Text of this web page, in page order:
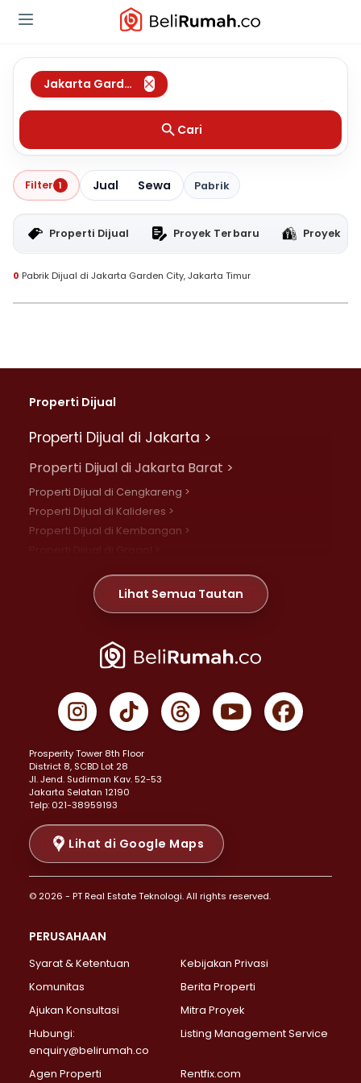
Jakarta Garden City ,
Cari
Filter 1 Jual Sewa Pabrik
Properti Dijual Proyek Terbaru Proyek
0 Pabrik Dijual di Jakarta Garden City, Jakarta Timur
Properti Dijual
Properti Dijual di Jakarta >
Properti Dijual di Jakarta Barat >
Properti Dijual di Cengkareng >
Properti Dijual di Kalideres >
Properti Dijual di Kembangan >
Properti Dijual di Meruya >
Properti Dijual di Jelambar >
Properti Dijual di Jakarta Pusat >
Properti Dijual di Gambir >
Properti Dijual di Johar Baru >
Properti Dijual di Menteng >
Properti Dijual di Senen >
Properti Dijual di Tanah Abang >
Properti Dijual di Cikini >
Properti Dijual di Kramat >
Properti Dijual di Pasar Baru >
Properti Dijual di Bendungan Hilir >
Properti Dijual di Jakarta Selatan >
Properti Dijual di Lebak Bulus >
Properti Dijual di Gandaria Selatan >
Properti Dijual di Pondok Labu >
Properti Dijual di Lenteng Agung >
Properti Dijual di Senayan >
Properti Dijual di Pondok Pinang >
Lihat Semua Tautan
Prosperity Tower 8th Floor
District 8, SCBD Lot 28
JI. Jend. Sudirman Kav. 52-53
Jakarta Selatan 12190
Telp: 021-38959193
Lihat di Google Maps
© 2026 - PT Real Estate Teknologi. All rights reserved.
PERUSAHAAN
Syarat & Ketentuan
Kebijakan Privasi
Komunitas
Berita Properti
Ajukan Konsultasi
Mitra Proyek
Hubungi:
enquiry@belirumah.co
Listing Management Service
Agen Properti Rentfix.com